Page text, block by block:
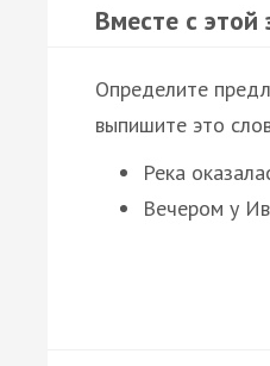
Вместе с
Определите
выпишите это
Река
Вечером у